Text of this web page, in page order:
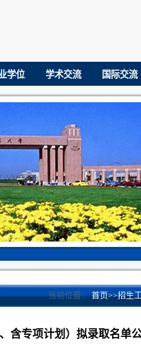
学位 学术交流 国际交流
当前位置：首页>>招生
含专项计划）拟录取名单